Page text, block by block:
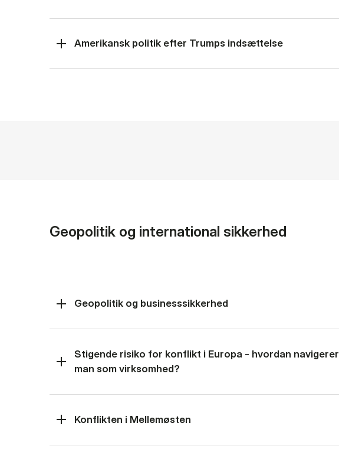
Amerikansk politik efter Trumps indsættelse
Geopolitik og international sikkerhed
Geopolitik og businesssikkerhed
Stigende risiko for konflikt i Europa - hvordan navigerer
man som virksomhed?
Konflikten i Mellemøsten